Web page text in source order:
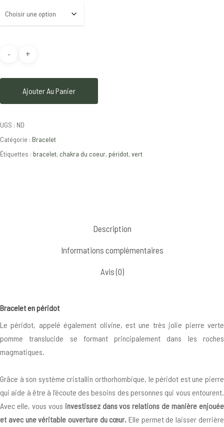
Ajouter Au Panier
UGS : ND
Catégorie : Bracelet
Étiquettes : bracelet, chakra du coeur, péridot, vert
Description
Informations complémentaires
Avis (0)
Bracelet en péridot
Le péridot, appelé également olivine, est une très jolie pierre verte
pomme translucide se formant principalement dans les roches
magmatiques.
Grâce à son système cristallin orthorhombique, le péridot est une pierre
qui aide à être à l’écoute des besoins des personnes qui vous entourent.
Avec elle, vous vous investissez dans vos relations de manière enjouée
et avec une véritable ouverture du cœur. Elle permet de laisser derrière